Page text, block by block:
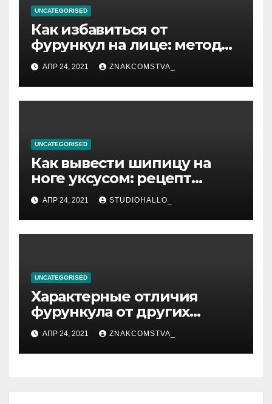
UNCATEGORISED
Как избавиться от
фурункул на лице: методы
лечения
АПР 24, 2021 ZNAKCOMSTVA_
UNCATEGORISED
Как вывести шипицу на
ноге уксусом: рецепт
приготовления
компрессов и теста
АПР 24, 2021 STUDIOHALLO_
UNCATEGORISED
Характерные отличия
фурункула от других
заболеваний
АПР 24, 2021 ZNAKCOMSTVA_